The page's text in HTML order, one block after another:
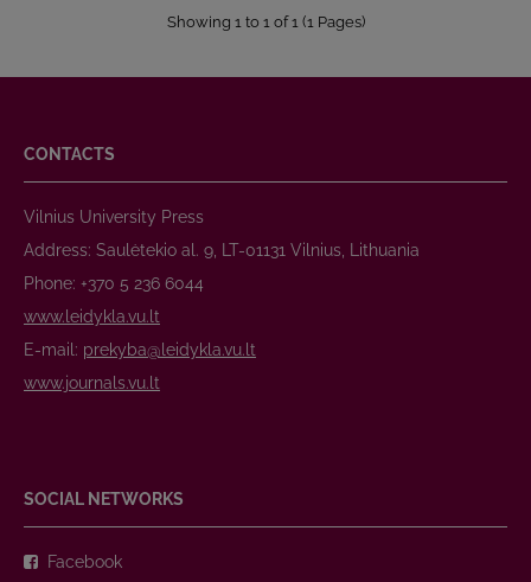
Showing 1 to 1 of 1 (1 Pages)
CONTACTS
Vilnius University Press
Address: Saulėtekio al. 9, LT-01131 Vilnius, Lithuania
Phone: +370 5 236 6044
www.leidykla.vu.lt
E-mail: prekyba@leidykla.vu.lt
www.journals.vu.lt
SOCIAL NETWORKS
Facebook